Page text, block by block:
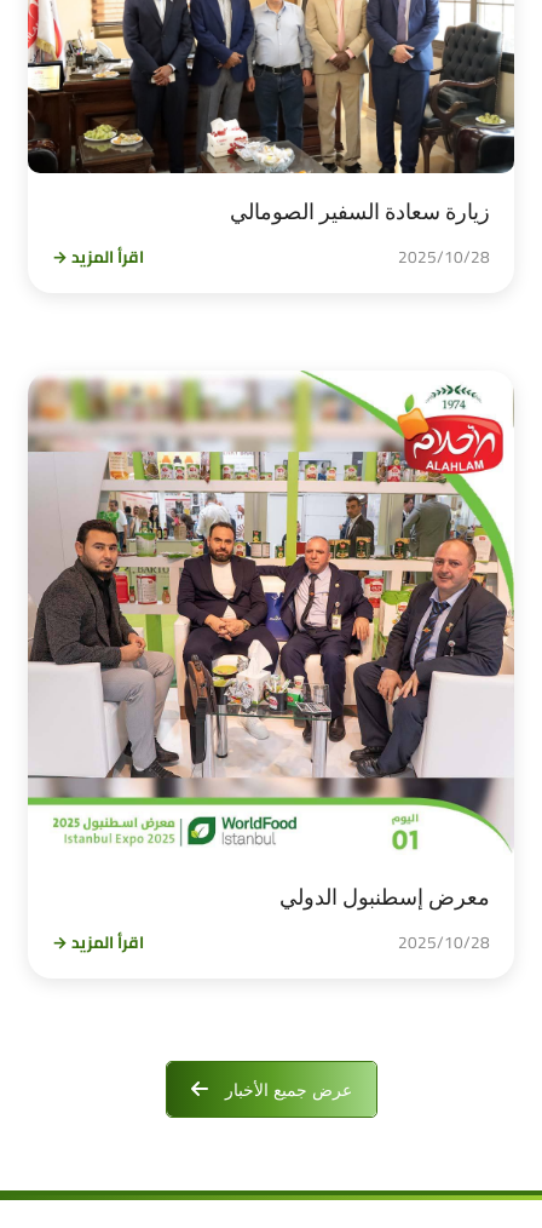
زيارة سعادة السفير الصومالي
2025/10/28 اقرأ المزيد →
معرض إسطنبول الدولي
2025/10/28 اقرأ المزيد →
عرض جميع الأخبار